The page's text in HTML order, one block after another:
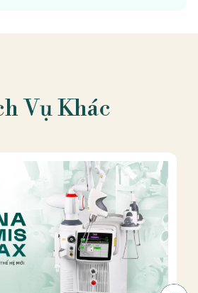
Vụ Khác